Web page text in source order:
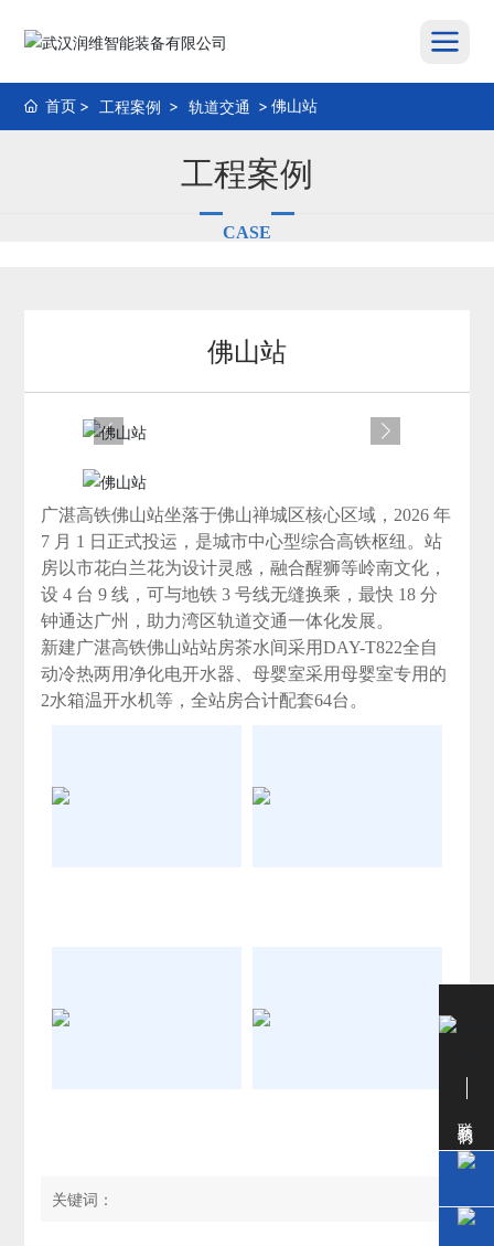
首页 工程案例 轨道交通 佛山站
工程案例
CASE
佛山站
广湛高铁佛山站坐落于佛山禅城区核心区域，2026 年
7 月 1 日正式投运，是城市中心型综合高铁枢纽。站
房以市花白兰花为设计灵感，融合醒狮等岭南文化，
设 4 台 9 线，可与地铁 3 号线无缝换乘，最快 18 分
钟通达广州，助力湾区轨道交通一体化发展。
新建广湛高铁佛山站站房茶水间采用DAY-T822全自
动冷热两用净化电开水器、母婴室采用母婴室专用的
2水箱温开水机等，全站房合计配套64台。
关键词：